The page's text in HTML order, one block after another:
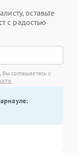
оставьте
с радостью
соглашаетесь с